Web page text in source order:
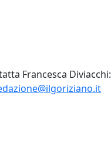
Francesca Diviacchi: